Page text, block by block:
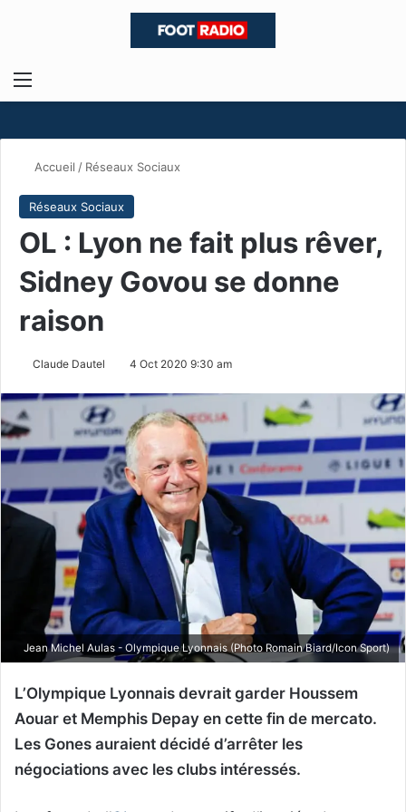
Menu
Accueil / Réseaux Sociaux
Réseaux Sociaux
OL : Lyon ne fait plus rêver,
Sidney Govou se donne
raison
Claude Dautel 4 Oct 2020 9:30 am
Jean Michel Aulas - Olympique Lyonnais (Photo Romain Biard/Icon Sport)
L’Olympique Lyonnais devrait garder Houssem
Aouar et Memphis Depay en cette fin de mercato.
Les Gones auraient décidé d’arrêter les
négociations avec les clubs intéressés.